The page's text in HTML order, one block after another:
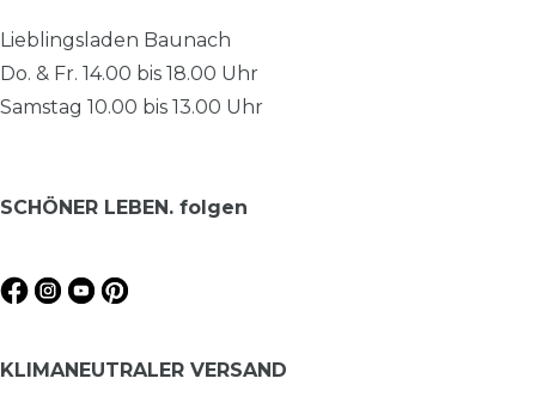
Lieblingsladen Baunach
Do. & Fr. 14.00 bis 18.00 Uhr
Samstag 10.00 bis 13.00 Uhr
SCHÖNER LEBEN. folgen
KLIMANEUTRALER VERSAND